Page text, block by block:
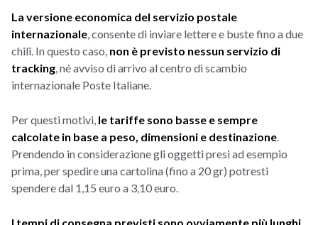
La versione economica del servizio postale
internazionale, consente di inviare lettere e buste fino a due
chili. In questo caso, non è previsto nessun servizio di
tracking, né avviso di arrivo al centro di scambio
internazionale Poste Italiane.
Per questi motivi, le tariffe sono basse e sempre
calcolate in base a peso, dimensioni e destinazione.
Prendendo in considerazione gli oggetti presi ad esempio
prima, per spedire una cartolina (fino a 20 gr) potresti
spendere dal 1,15 euro a 3,10 euro.